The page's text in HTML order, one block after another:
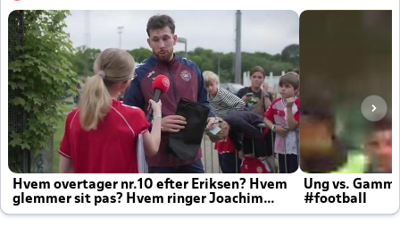
Hvem overtager nr.10 efter Eriksen? Hvem
glemmer sit pas? Hvem ringer Joachim
altid til efter kampe?
Ung vs.
#football